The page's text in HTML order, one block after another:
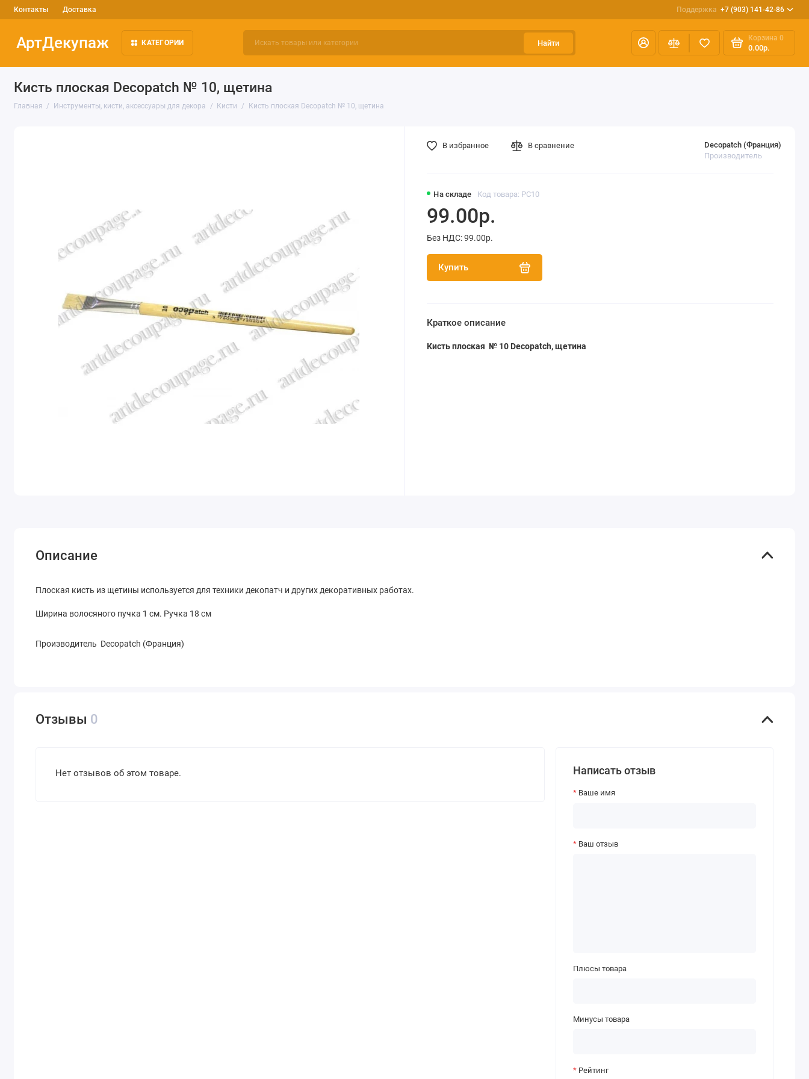
Контакты Доставка Поддержка +7 (903) 141-42-86
АртДекупаж КАТЕГОРИИ Найти
Корзина 0
0.00р.
Кисть плоская Decopatch № 10, щетина
Главная Инструменты, кисти, аксессуары для декора Кисти Кисть плоская Decopatch № 10, щетина
На складе Код товара: PC10
Decopatch (Франция)
Производитель
99.00р.
Без НДС: 99.00р.
Купить
В избранное В сравнение
Краткое описание
Кисть плоская № 10 Decopatch, щетина
Описание
Плоская кисть из щетины используется для техники декопатч и других декоративных работах.
Ширина волосяного пучка 1 см. Ручка 18 см
Производитель Decopatch (Франция)
Отзывы 0
Нет отзывов об этом товаре. Написать отзыв
Ваше имя
Ваш отзыв
Плюсы товара
Минусы товара
Рейтинг